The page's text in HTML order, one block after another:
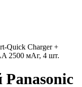
Quick Charger +
2500 мАг, 4 шт.
Panasonic